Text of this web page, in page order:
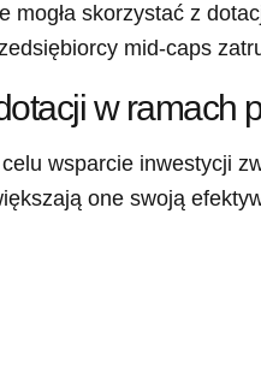
skorzystać z
mid-caps
w ramach
wsparcie inwestycji
one swoją